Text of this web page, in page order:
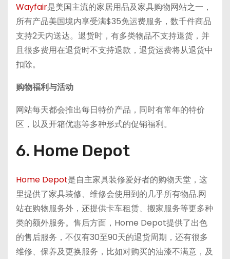
Wayfair是美国主流的家居用品及家具购物网站之一，
所有产品美国境内享受满$35免运费服务，数千件商品
支持2天内送达。退货时，有多类物品不支持退货，并
且很多费用在退货时不支持退款，退货运费将从退货中
扣除。
购物福利与活动
网站每天都会推出每日特价产品，同时有常年的特价
区，以及开箱优惠等多种形式的促销福利。
6. Home Depot
Home Depot是自主家具装修爱好者的购物天堂，这
里提供了家具装修、维修会使用到的几乎所有物品.网
站在购物服务外，还提供卡车租赁、搬家服务等更多种
类的额外服务。售后方面，Home Depot提供了出色
的售后服务，不仅有30至90天的退货周期，还有很多
维修、保养及更换服务，比如对购买的油漆不满意，及